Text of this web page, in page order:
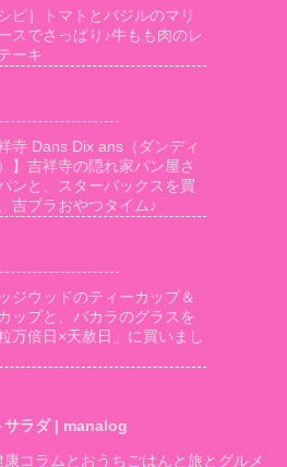
シピ］トマトとバジルのマリ
スでさっぱり♪牛もも肉のレ
ーキ
祥寺 Dans Dix ans（ダンディ
】吉祥寺の隠れ家パン屋さ
ンと、スターバックスを買
吉ブラおやつタイム♪
ジウッドのティーカップ＆
ップと、バカラのグラスを
粒万倍日×天赦日」に買いまし
サラダ | manalog
コラムとおうちごはんと旅とグルメ